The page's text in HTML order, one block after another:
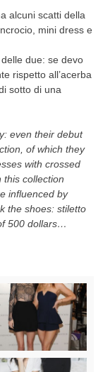
alcuni scatti della
mini dress e
due: se devo
rispetto all’acerba
sotto di una
even their debut
of which they
with crossed
this collection
influenced by
the shoes: stiletto
500 dollars…